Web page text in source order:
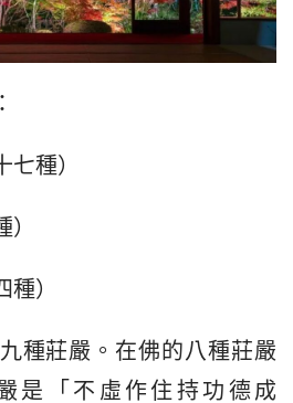
七種）
）
種莊嚴。在佛的八種莊嚴
是「不虛作住持功德成